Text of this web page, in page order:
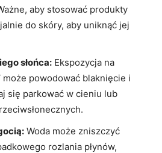
aby stosować produkty
do skóry, aby uniknąć jej
słońca: Ekspozycja na
powodować blaknięcie i
się parkować w cieniu lub
Woda może zniszczyć
rozlania płynów,